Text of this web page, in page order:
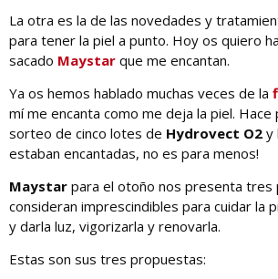
La otra es la de las novedades y
para tener la piel a punto. Hoy os quiero
sacado Maystar que me encantan.
Ya os hemos hablado muchas veces de la
mí me encanta como me deja la piel. Hace
sorteo de cinco lotes de Hydrovect O2 y
estaban encantadas, no es para menos!
Maystar para el otoño nos presenta tres
consideran imprescindibles para cuidar la
y darla luz, vigorizarla y renovarla.
Estas son sus tres propuestas: